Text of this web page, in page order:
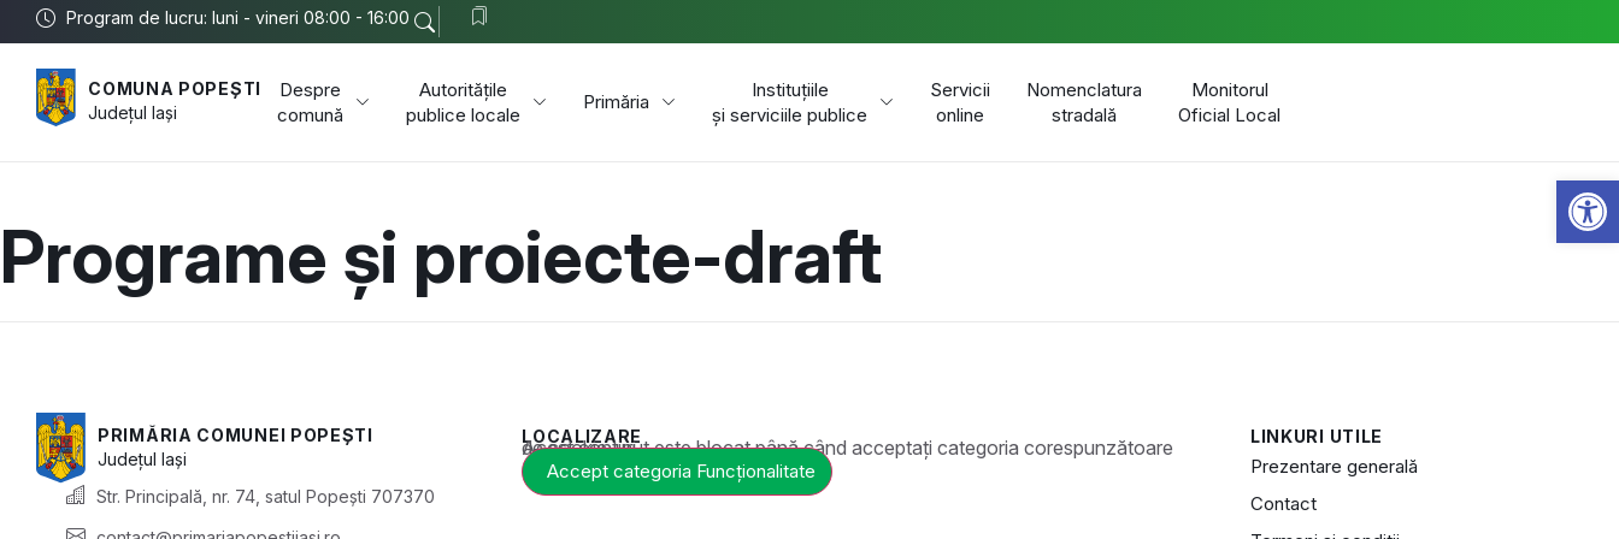
Program de lucru: luni - vineri 08:00 - 16:00
COMUNA POPEȘTI
JudețulIași
Despre
comună
Autoritățile
publice locale
Primăria
Instituțiile
și serviciile publice
Servicii
online
Nomenclatura
stradală
Monitorul
Oficial Local
Programe și proiecte-draft
PRIMĂRIA COMUNEI POPEȘTI
JudețulIași
Str. Principală, nr. 74, satul Popești 707370
LOCALIZARE
Acest conținut este blocat până când acceptați categoria corespunzătoare de cookie-uri.
Accept categoria Funcționalitate
LINKURI UTILE
Prezentare generală
Contact